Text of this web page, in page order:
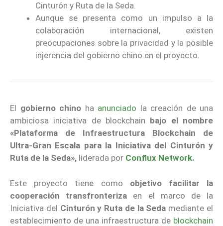
Cinturón y Ruta de la Seda.
Aunque se presenta como un impulso a la
colaboración internacional, existen
preocupaciones sobre la privacidad y la posible
injerencia del gobierno chino en el proyecto.
El gobierno chino ha anunciado la creación de una
ambiciosa iniciativa de blockchain bajo el nombre
«Plataforma de Infraestructura Blockchain de
Ultra-Gran Escala para la Iniciativa del Cinturón y
Ruta de la Seda», liderada por Conflux Network.
Este proyecto tiene como objetivo facilitar la
cooperación transfronteriza en el marco de la
Iniciativa del Cinturón y Ruta de la Seda mediante el
establecimiento de una infraestructura de blockchain